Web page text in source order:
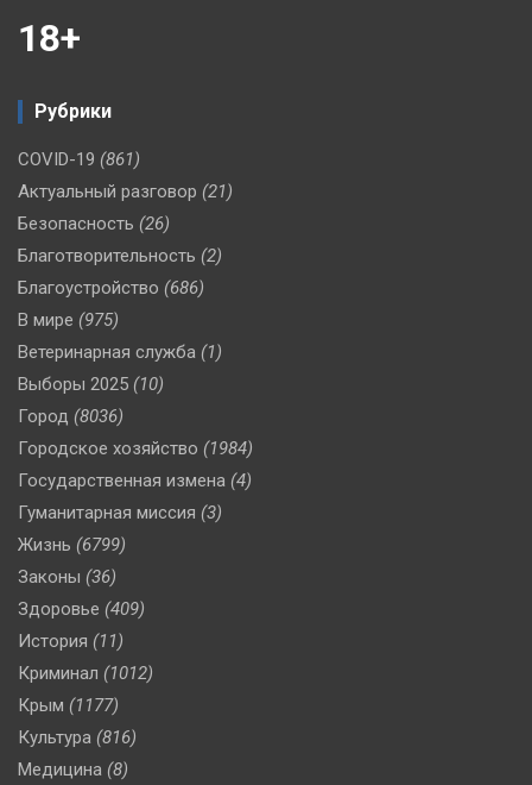
18+
Рубрики
COVID-19 (861)
Актуальный разговор (21)
Безопасность (26)
Благотворительность (2)
Благоустройство (686)
В мире (975)
Ветеринарная служба (1)
Выборы 2025 (10)
Город (8036)
Городское хозяйство (1984)
Государственная измена (4)
Гуманитарная миссия (3)
Жизнь (6799)
Законы (36)
Здоровье (409)
История (11)
Криминал (1012)
Крым (1177)
Культура (816)
Медицина (8)